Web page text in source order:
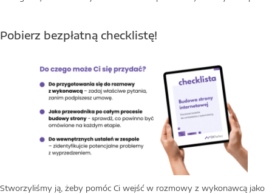
Pobierz bezpłatną checklistę!
Stworzyliśmy ją, żeby pomóc Ci wejść w rozmowy z wykonawcą jako